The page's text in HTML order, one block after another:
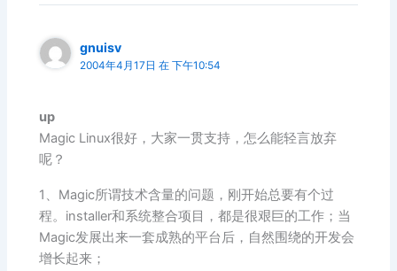
gnuisv
2004年4月17日 在 下午10:54
up
Magic Linux很好，大家一贯支持，怎么能轻言放弃
呢？
1、Magic所谓技术含量的问题，刚开始总要有个过
程。installer和系统整合项目，都是很艰巨的工作；当
Magic发展出来一套成熟的平台后，自然围绕的开发会
增长起来；